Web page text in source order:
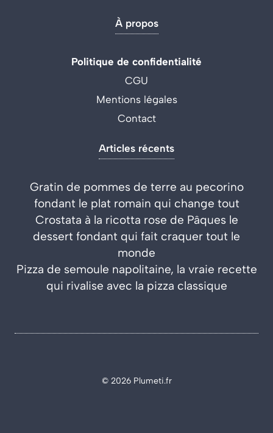
À propos
Politique de confidentialité
CGU
Mentions légales
Contact
Articles récents
Gratin de pommes de terre au pecorino
fondant le plat romain qui change tout
Crostata à la ricotta rose de Pâques le
dessert fondant qui fait craquer tout le
monde
Pizza de semoule napolitaine, la vraie recette
qui rivalise avec la pizza classique
© 2026 Plumeti.fr